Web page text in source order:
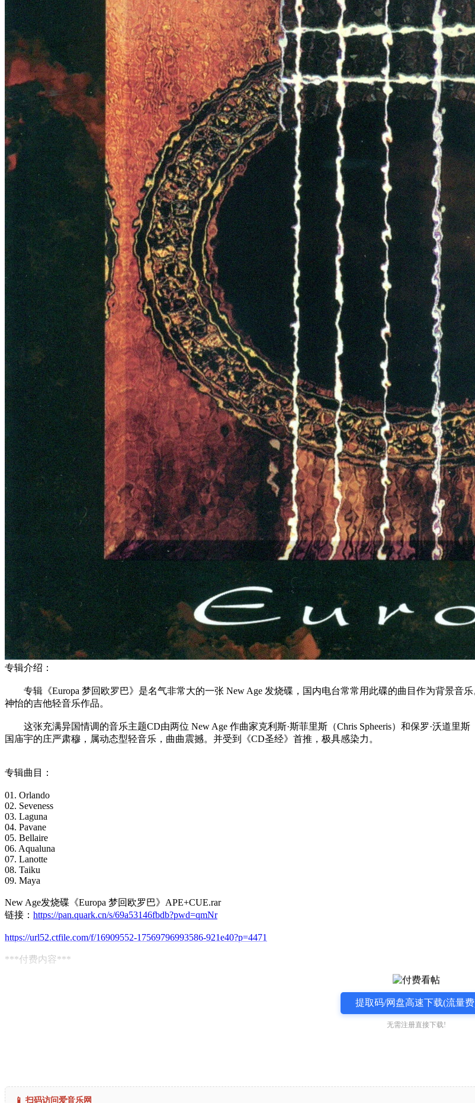
专辑介绍：
专辑《Europa 梦回欧罗巴》是名气非常大的一张 New Age 发烧碟，国内电台常常用此碟的曲目作为背景音
神怡的吉他轻音乐作品。
这张充满异国情调的音乐主题CD由两位 New Age 作曲家克利斯·斯菲里斯（Chris Spheeris）和保罗·沃道里
国庙宇的庄严肃穆，属动态型轻音乐，曲曲震撼。并受到《CD圣经》首推，极具感染力。
专辑曲目：
01. Orlando
02. Seveness
03. Laguna
04. Pavane
05. Bellaire
06. Aqualuna
07. Lanotte
08. Taiku
09. Maya
New Age发烧碟《Europa 梦回欧罗巴》APE+CUE.rar
链接： https://pan.quark.cn/s/69a53146fbdb?pwd=qmNr
https://url52.ctfile.com/f/16909552-17569796993586-921e40?p=4471
***付费内容***
提取码/网盘高速下载(流量
无需注册直接下载!
📱 扫码访问爱音乐网